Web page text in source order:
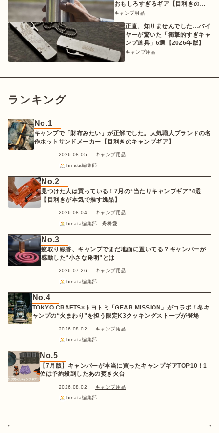
おもしろすぎるギア【目利きのキ
ャンプギア】
キャンプ用品
正直、知りませんでした…バイ
ヤーが驚いた「衝撃的すぎキャ
ンプ道具」6選【2026年版】
キャンプ用品
ランキング
No.1
キャンプで「財布みたい」が正解でした。人気職人ブランドの名
作ホットサンドメーカー【目利きのキャンプギア】
2026.08.05
キャンプ用品
hinata編集部
No.2
見つけた人は買っている！7月の“当たりキャンプギア”4選
【目利きが本気で推す逸品】
2026.08.04
キャンプ用品
hinata編集部 舟橋愛
No.3
蚊取り線香、キャンプでまだ地面に置いてる？キャンパーが
感動した“小さな発明”とは
2026.07.26
キャンプ用品
hinata編集部
No.4
TOKYO CRAFTS×トヨトミ「GEAR MISSION」がコラボ！冬キ
ャンプの“火まわり”を担う限定K3クッキングストーブが登場
2026.08.02
キャンプ用品
hinata編集部
No.5
【7月版】キャンパーが本当に買ったキャンプギアTOP10！1
位は予約殺到したあの焚き火台
2026.08.02
キャンプ用品
hinata編集部